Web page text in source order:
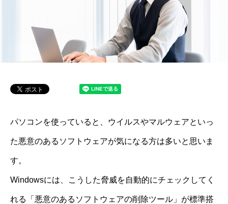
パソコンを使っていると、ウイルスやマルウェアといっ
た悪意のあるソフトウェアが気になる方は多いと思いま
す。
Windowsには、こうした脅威を自動的にチェックしてく
れる「悪意のあるソフトウェアの削除ツール」が標準搭